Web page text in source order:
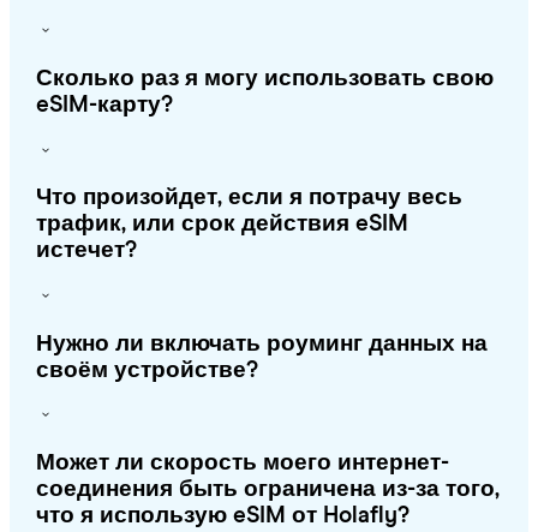
Сколько раз я могу использовать свою
eSIM-карту?
Что произойдет, если я потрачу весь
трафик, или срок действия eSIM
истечет?
Нужно ли включать роуминг данных на
своём устройстве?
Может ли скорость моего интернет-
соединения быть ограничена из-за того,
что я использую eSIM от Holafly?